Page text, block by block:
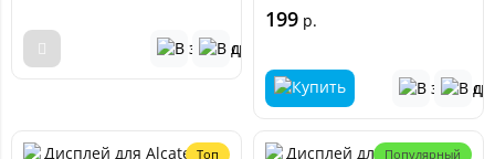
199 р.
Топ
Популярный